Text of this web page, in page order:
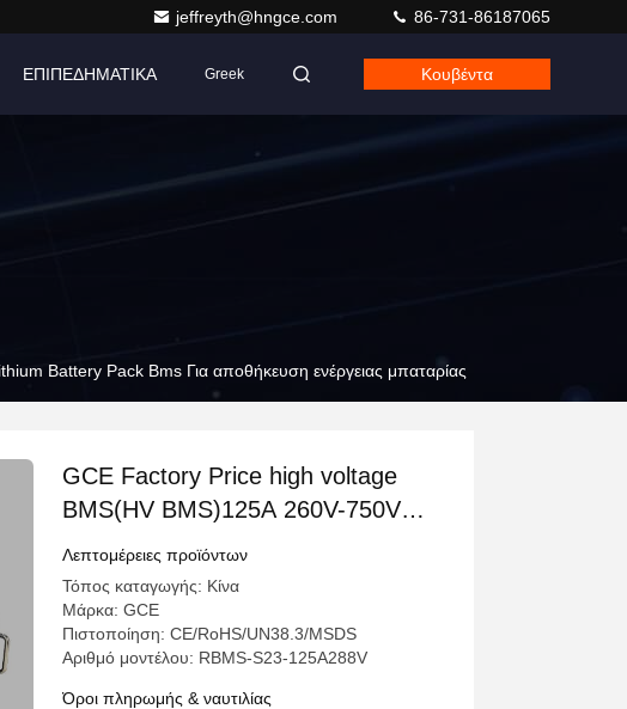
jeffreyth@hngce.com 86-731-86187065
ΕΠΙΠΕΔΗΜΑΤΙΚΑ Greek Κουβέντα
Battery Pack Bms Για αποθήκευση ενέργειας μπαταρίας
GCE Factory Price high voltage
BMS(HV BMS)125A 260V-750V
Lithium Battery Pack Bms Για
αποθήκευση ενέργειας μπαταρίας
Λεπτομέρειες προϊόντων
Τόπος καταγωγής: Κίνα
Μάρκα: GCE
Πιστοποίηση: CE/RoHS/UN38.3/MSDS
Αριθμό μοντέλου: RBMS-S23-125A288V
Όροι πληρωμής & ναυτιλίας